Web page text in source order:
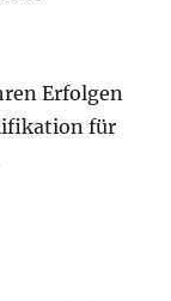
Erfolgen
für